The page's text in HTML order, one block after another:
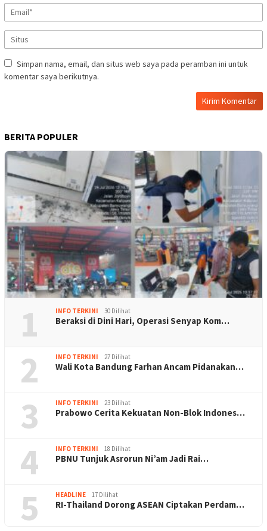
Simpan nama, email, dan situs web saya pada peramban ini untuk
komentar saya berikutnya.
BERITA POPULER
1 INFO TERKINI 30 Dilihat
Beraksi di Dini Hari, Operasi Senyap Kom…
2 INFO TERKINI 27 Dilihat
Wali Kota Bandung Farhan Ancam Pidanakan…
3 INFO TERKINI 23 Dilihat
Prabowo Cerita Kekuatan Non-Blok Indones…
4 INFO TERKINI 18 Dilihat
PBNU Tunjuk Asrorun Ni’am Jadi Rai…
5 HEADLINE 17 Dilihat
RI-Thailand Dorong ASEAN Ciptakan Perdam…